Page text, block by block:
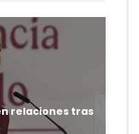
relaciones tras